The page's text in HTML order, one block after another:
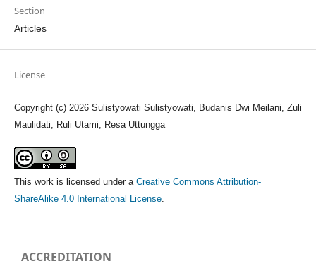
Section
Articles
License
Copyright (c) 2026 Sulistyowati Sulistyowati, Budanis Dwi Meilani, Zuli
Maulidati, Ruli Utami, Resa Uttungga
This work is licensed under a Creative Commons Attribution-
ShareAlike 4.0 International License.
ACCREDITATION